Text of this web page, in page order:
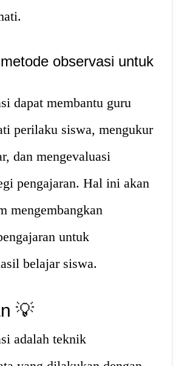
observasi untuk
dapat membantu guru
perilaku siswa, mengukur
dan mengevaluasi
pengajaran. Hal ini akan
mengembangkan
untuk
belajar siswa.
💡
adalah teknik